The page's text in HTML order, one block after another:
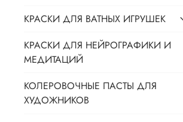
КРАСКИ ДЛЯ ВАТНЫХ ИГРУШЕК
КРАСКИ ДЛЯ НЕЙРОГРАФИКИ И
МЕДИТАЦИЙ
КОЛЕРОВОЧНЫЕ ПАСТЫ ДЛЯ
ХУДОЖНИКОВ